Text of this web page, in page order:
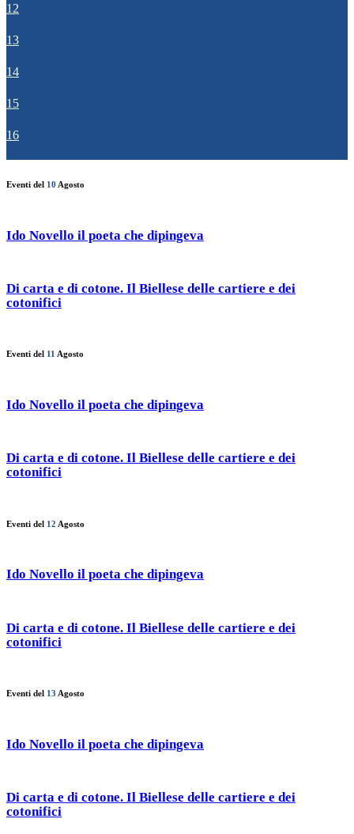
12
13
14
15
16
Eventi del 10 Agosto
Ido Novello il poeta che dipingeva
Di carta e di cotone. Il Biellese delle cartiere e dei
cotonifici
Eventi del 11 Agosto
Ido Novello il poeta che dipingeva
Di carta e di cotone. Il Biellese delle cartiere e dei
cotonifici
Eventi del 12 Agosto
Ido Novello il poeta che dipingeva
Di carta e di cotone. Il Biellese delle cartiere e dei
cotonifici
Eventi del 13 Agosto
Ido Novello il poeta che dipingeva
Di carta e di cotone. Il Biellese delle cartiere e dei
cotonifici